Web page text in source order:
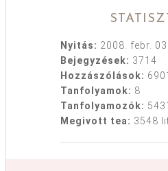
Nyitás: 2008. febr. 03.
Bejegyzések: 3714
Hozzászólások:
Tanfolyamok: 8
Tanfolyamozók: 5431
Megivott tea: 3548